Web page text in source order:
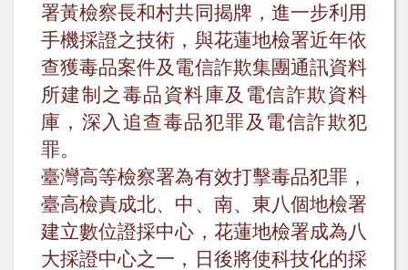
署黃檢察長和村共同揭牌，進一步利用
手機採證之技術，與花蓮地檢署近年依
查獲毒品案件及電信詐欺集團通訊資料
所建制之毒品資料庫及電信詐欺資料
庫，深入追查毒品犯罪及電信詐欺犯
罪。
臺灣高等檢察署為有效打擊毒品犯罪，
臺高檢責成北、中、南、東八個地檢署
建立數位證採中心，花蓮地檢署成為八
大採證中心之一，日後將使科技化的採